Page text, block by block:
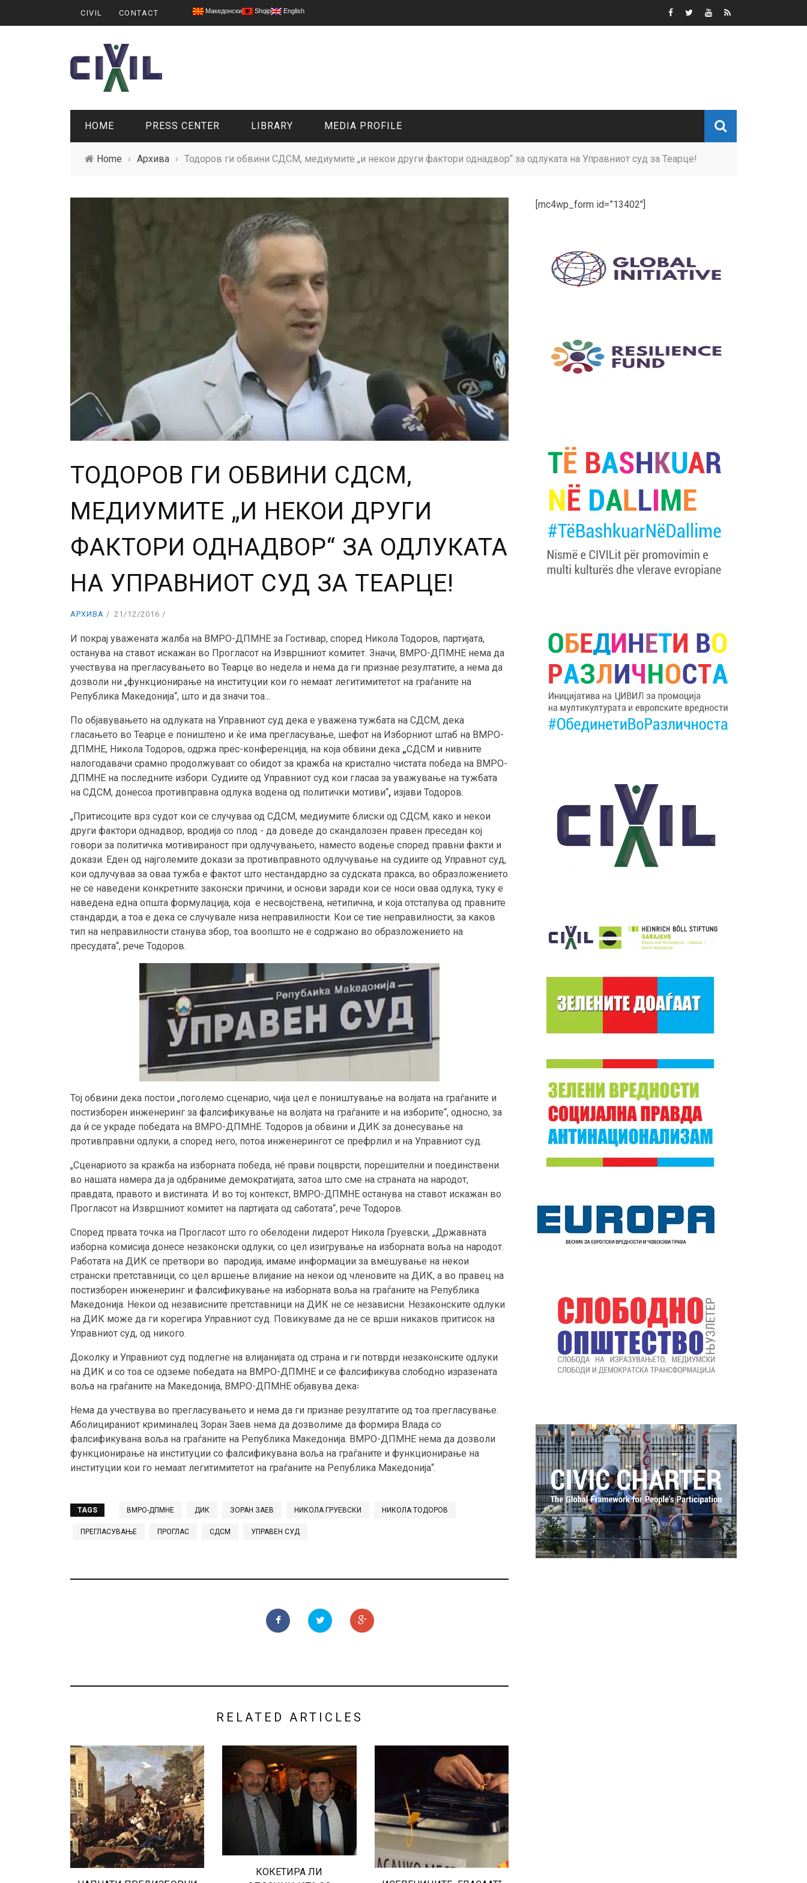
CIVIL CONTACT Македонски Shqip English
HOME PRESS CENTER LIBRARY MEDIA PROFILE
Home › Архива › Тодоров ги обвини СДСМ, медиумите „и некои други фактори однадвор“ за одлуката на Управниот суд за Теарце!
ТОДОРОВ ГИ ОБВИНИ СДСМ,
МЕДИУМИТЕ „И НЕКОИ ДРУГИ
ФАКТОРИ ОДНАДВОР“ ЗА ОДЛУКАТА
НА УПРАВНИОТ СУД ЗА ТЕАРЦЕ!
АРХИВА 21/12/2016
И покрај уважената жалба на ВМРО-ДПМНЕ за Гостивар, според Никола Тодоров, партијата,
останува на ставот искажан во Прогласот на Извршниот комитет. Значи, ВМРО-ДПМНЕ нема да
учествува на прегласувањето во Теарце во недела и нема да ги признае резултатите, а нема да
дозволи ни „функционирање на институции кои го немаат легитимитетот на граѓаните на
Република Македонија“, што и да значи тоа...
По објавувањето на одлуката на Управниот суд дека е уважена тужбата на СДСМ, дека
гласањето во Теарце е поништено и ќе има прегласување, шефот на Изборниот штаб на ВМРО-
ДПМНЕ, Никола Тодоров, одржа прес-конференција, на која обвини дека „СДСМ и нивните
налогодавачи срамно продолжуваат со обидот за кражба на кристално чистата победа на ВМРО-
ДПМНЕ на последните избори. Судиите од Управниот суд кои гласаа за уважување на тужбата
на СДСМ, донесоа противправна одлука водена од политички мотиви“, изјави Тодоров.
„Притисоците врз судот кои се случуваа од СДСМ, медиумите блиски од СДСМ, како и некои
други фактори однадвор, вродија со плод - да доведе до скандалозен правен преседан кој
говори за политичка мотивираност при одлучувањето, наместо водење според правни факти и
докази. Еден од најголемите докази за противправното одлучување на судиите од Управнот суд,
кои одлучуваа за оваа тужба е фактот што нестандардно за судската пракса, во образложението
не се наведени конкретните законски причини, и основи заради кои се носи оваа одлука, туку е
наведена една општа формулација, која е несвојствена, нетипична, и која отстапува од правните
стандарди, а тоа е дека се случувале низа неправилности. Кои се тие неправилности, за каков
тип на неправилности станува збор, тоа воопшто не е содржано во образложението на
пресудата“, рече Тодоров.
Тој обвини дека постои „поголемо сценарио, чија цел е поништување на волјата на граѓаните и
постизборен инженеринг за фалсификување на волјата на граѓаните и на изборите“, односно, за
да ѝ се украде победата на ВМРО-ДПМНЕ. Тодоров ја обвини и ДИК за донесување на
противправни одлуки, а според него, потоа инженерингот се префрлил и на Управниот суд.
„Сценариото за кражба на изборната победа, нé прави поцврсти, порешителни и поединствени
во нашата намера да ја одбраниме демократијата, затоа што сме на страната на народот,
правдата, правото и вистината. И во тој контекст, ВМРО-ДПМНЕ останува на ставот искажан во
Прогласот на Извршниот комитет на партијата од саботата“, рече Тодоров.
Според првата точка на Прогласот што го обелодени лидерот Никола Груевски, „Државната
изборна комисија донесе незаконски одлуки, со цел изигрување на изборната воља на народот.
Работата на ДИК се претвори во пародија, имаме информации за вмешување на некои
странски претставници, со цел вршење влијание на некои од членовите на ДИК, а во правец на
постизборен инженеринг и фалсификување на изборната воља на граѓаните на Република
Македонија. Некои од независните претставници на ДИК не се независни. Незаконските одлуки
на ДИК може да ги корегира Управниот суд. Повикуваме да не се врши никаков притисок на
Управниот суд, од никого.
Доколку и Управниот суд подлегне на влијанијата од страна и ги потврди незаконските одлуки
на ДИК и со тоа се одземе победата на ВМРО-ДПМНЕ и се фалсификува слободно изразената
воља на граѓаните на Македонија, ВМРО-ДПМНЕ објавува дека꞉
Нема да учествува во прегласувањето и нема да ги признае резултатите од тоа прегласување.
Аболицираниот криминалец Зоран Заев нема да дозволиме да формира Влада со
фалсификувана воља на граѓаните на Република Македонија. ВМРО-ДПМНЕ нема да дозволи
функционирање на институции со фалсификувана воља на граѓаните и функционирање на
институции кои го немаат легитимитетот на граѓаните на Република Македонија“.
TAGS ВМРО-ДПМНЕ ДИК ЗОРАН ЗАЕВ НИКОЛА ГРУЕВСКИ НИКОЛА ТОДОРОВ
ПРЕГЛАСУВАЊЕ ПРОГЛАС СДСМ УПРАВЕН СУД
RELATED ARTICLES
КОКЕТИРА ЛИ
[mc4wp_form id=”13402″]